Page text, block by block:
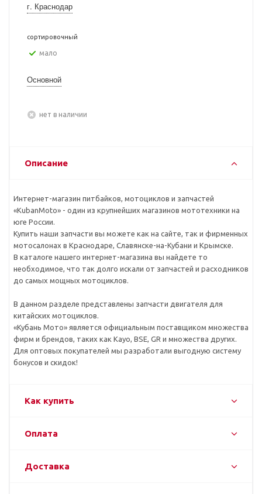
г. Краснодар
сортировочный
Мало
Основной
Нет в наличии
Описание
Интернет-магазин питбайков, мотоциклов и запчастей
«KubanMoto» - один из крупнейших магазинов мототехники на
юге России.
Купить наши запчасти вы можете как на сайте, так и фирменных
мотосалонах в Краснодаре, Славянске-на-Кубани и Крымске.
В каталоге нашего интернет-магазина вы найдете то
необходимое, что так долго искали от запчастей и расходников
до самых мощных мотоциклов.
В данном разделе представлены запчасти двигателя для
китайских мотоциклов.
«Кубань Мото» является официальным поставщиком множества
фирм и брендов, таких как Kayo, BSE, GR и множества других.
Для оптовых покупателей мы разработали выгодную систему
бонусов и скидок!
Как купить
Оплата
Доставка